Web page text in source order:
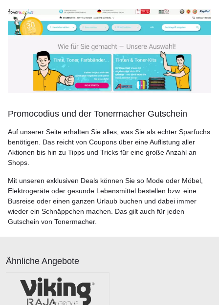
Promocodius und der Tonermacher Gutschein
Auf unserer Seite erhalten Sie alles, was Sie als echter Sparfuchs
benötigen. Das reicht von Coupons über eine Auflistung aller
Aktionen bis hin zu Tipps und Tricks für eine große Anzahl an
Shops.
Mit unseren exklusiven Deals können Sie so Mode oder Möbel,
Elektrogeräte oder gesunde Lebensmittel bestellen bzw. eine
Busreise oder einen ganzen Urlaub buchen und dabei immer
wieder ein Schnäppchen machen. Das gilt auch für jeden
Gutschein von Tonermacher.
Ähnliche Angebote